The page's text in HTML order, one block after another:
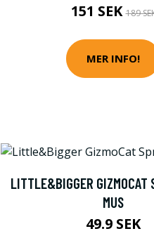
151 SEK189
MER INFO!
LITTLE&BIGGER GIZMOCAT
MUS
49.9 SEK